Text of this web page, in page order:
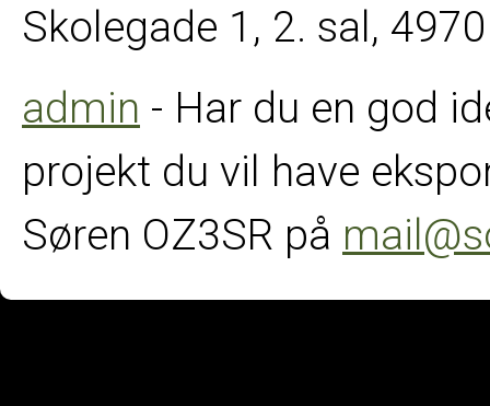
Skolegade 1, 2. sal,
admin - Har du en god
projekt du vil have
Søren OZ3SR på